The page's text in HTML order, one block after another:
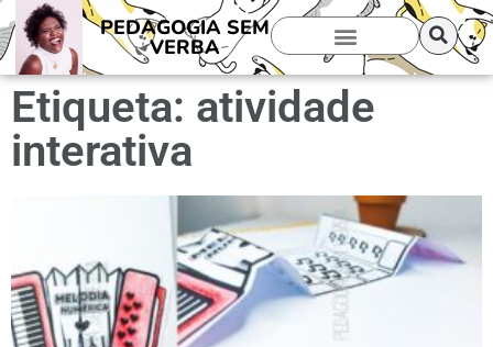
PEDAGOGIA SEM
VERBA
Etiqueta: atividade
interativa